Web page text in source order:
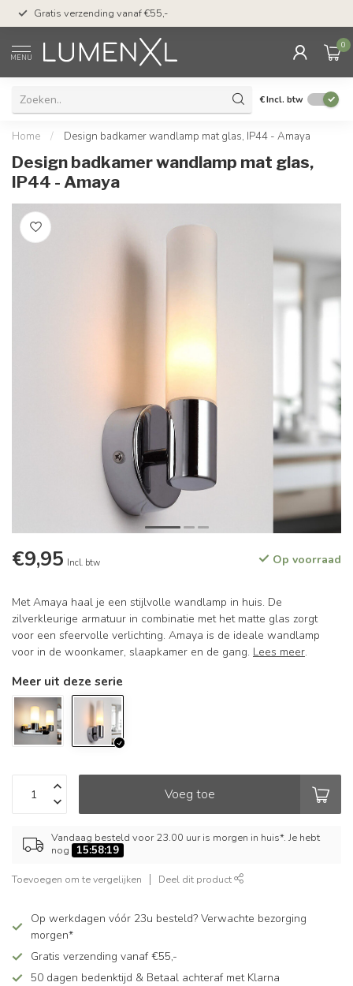
Gratis verzending vanaf €55,-
MENU
0
€Incl. btw
Home / Design badkamer wandlamp mat glas, IP44 - Amaya
Design badkamer wandlamp mat glas,
IP44 - Amaya
€9,95 Incl. btw Op voorraad
Met Amaya haal je een stijlvolle wandlamp in huis. De
zilverkleurige armatuur in combinatie met het matte glas zorgt
voor een sfeervolle verlichting. Amaya is de ideale wandlamp
voor in de woonkamer, slaapkamer en de gang. Lees meer.
Meer uit deze serie
Voeg toe
Vandaag besteld voor 23.00 uur is morgen in huis*. Je hebt
nog
15:58:19
Toevoegen om te vergelijken Deel dit product
Op werkdagen vóór 23u besteld? Verwachte bezorging
morgen*
Gratis verzending vanaf €55,-
50 dagen bedenktijd & Betaal achteraf met Klarna